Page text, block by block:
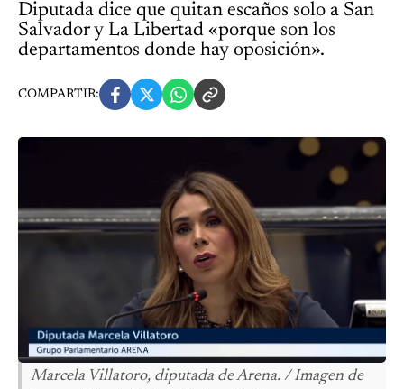
Diputada dice que quitan escaños solo a San
Salvador y La Libertad «porque son los
departamentos donde hay oposición».
COMPARTIR:
Marcela Villatoro, diputada de Arena. / Imagen de